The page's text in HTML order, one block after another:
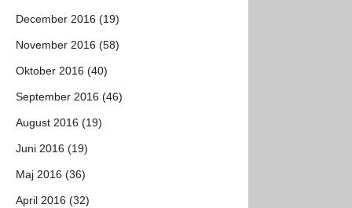
December 2016 (19)
November 2016 (58)
Oktober 2016 (40)
September 2016 (46)
August 2016 (19)
Juni 2016 (19)
Maj 2016 (36)
April 2016 (32)